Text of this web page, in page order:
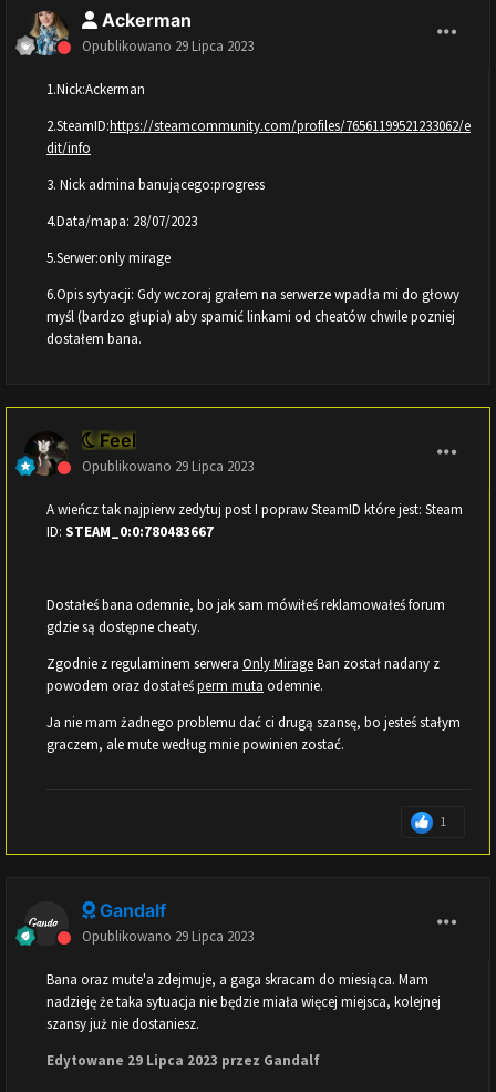
Ackerman
Opublikowano 29 Lipca 2023
1.Nick:Ackerman
2.SteamID:https://steamcommunity.com/profiles/76561199521233062/e
dit/info
3. Nick admina banującego:progress
4.Data/mapa: 28/07/2023
5.Serwer:only mirage
6.Opis sytyacji: Gdy wczoraj grałem na serwerze wpadła mi do głowy
myśl (bardzo głupia) aby spamić linkami od cheatów chwile pozniej
dostałem bana.
Feel
Opublikowano 29 Lipca 2023
A wieńcz tak najpierw zedytuj post I popraw SteamID które jest: Steam
ID: STEAM_0:0:780483667
Dostałeś bana odemnie, bo jak sam mówiłeś reklamowałeś forum
gdzie są dostępne cheaty.
Zgodnie z regulaminem serwera Only MirageBan został nadany z
powodem oraz dostałeśperm muta odemnie.
Ja nie mam żadnego problemu dać ci drugą szansę, bo jesteś stałym
graczem, ale mute według mnie powinien zostać.
1
Gandalf
Opublikowano 29 Lipca 2023
Bana oraz mute'a zdejmuje, a gaga skracam do miesiąca. Mam
nadzieję że taka sytuacja nie będzie miała więcej miejsca, kolejnej
szansy już nie dostaniesz.
Edytowane 29 Lipca 2023 przez Gandalf